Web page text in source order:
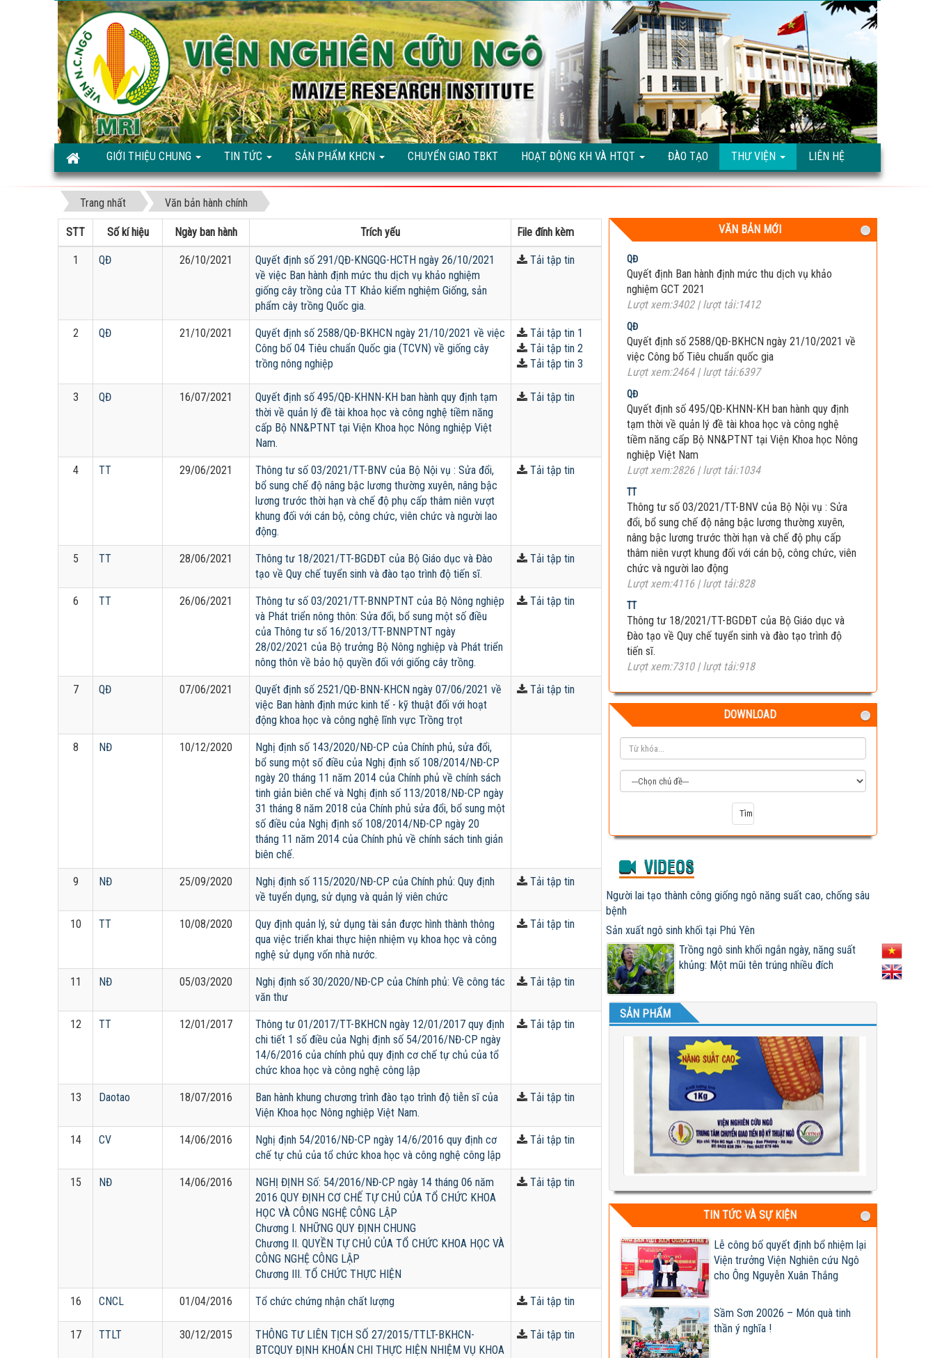
GIỚI THIỆU CHUNG TIN TỨC SẢN PHẨM KHCN CHUYỂN GIAO TBKT HOẠT ĐỘNG KH VÀ HTQT ĐÀO TẠO THƯ VIỆN LIÊN HỆ
Trang nhất Văn bản hành chính
STT Số kí hiệu Ngày ban hành Trích yếu File đính kèm
1 QĐ 26/10/2021
Quyết định số 291/QĐ-KNGQG-HCTH ngày 26/10/2021
về việc Ban hành định mức thu dịch vụ khảo nghiệm
giống cây trồng của TT Khảo kiểm nghiệm Giống, sản
phẩm cây trồng Quốc gia.
Tải tập tin
2 QĐ 21/10/2021
Quyết định số 2588/QĐ-BKHCN ngày 21/10/2021 về việc
Công bố 04 Tiêu chuẩn Quốc gia (TCVN) về giống cây
trồng nông nghiệp
Tải tập tin 1
Tải tập tin 2
Tải tập tin 3
3 QĐ 16/07/2021
Quyết định số 495/QĐ-KHNN-KH ban hành quy định tạm
thời về quản lý đề tài khoa học và công nghệ tiềm năng
cấp Bộ NN&PTNT tại Viện Khoa học Nông nghiệp Việt
Nam.
Tải tập tin
4 TT 29/06/2021
Thông tư số 03/2021/TT-BNV của Bộ Nội vụ : Sửa đổi,
bổ sung chế độ nâng bậc lương thường xuyên, nâng bậc
lương trước thời hạn và chế độ phụ cấp thâm niên vượt
khung đối với cán bộ, công chức, viên chức và người lao
động.
Tải tập tin
5 TT 28/06/2021
Thông tư 18/2021/TT-BGDĐT của Bộ Giáo dục và Đào
tạo về Quy chế tuyển sinh và đào tạo trình độ tiến sĩ.
Tải tập tin
6 TT 26/06/2021
Thông tư số 03/2021/TT-BNNPTNT của Bộ Nông nghiệp
và Phát triển nông thôn: Sửa đổi, bổ sung một số điều
của Thông tư số 16/2013/TT-BNNPTNT ngày
28/02/2021 của Bộ trưởng Bộ Nông nghiệp và Phát triển
nông thôn về bảo hộ quyền đối với giống cây trồng.
Tải tập tin
7 QĐ 07/06/2021
Quyết định số 2521/QĐ-BNN-KHCN ngày 07/06/2021 về
việc Ban hành định mức kinh tế - kỹ thuật đối với hoạt
động khoa học và công nghệ lĩnh vực Trồng trọt
Tải tập tin
8 NĐ 10/12/2020
Nghị định số 143/2020/NĐ-CP của Chính phủ, sửa đổi,
bổ sung một số điều của Nghị định số 108/2014/NĐ-CP
ngày 20 tháng 11 năm 2014 của Chính phủ về chính sách
tinh giản biên chế và Nghị định số 113/2018/NĐ-CP ngày
31 tháng 8 năm 2018 của Chính phủ sửa đổi, bổ sung một
số điều của Nghị định số 108/2014/NĐ-CP ngày 20
tháng 11 năm 2014 của Chính phủ về chính sách tinh giản
biên chế.
9 NĐ 25/09/2020
Nghị định số 115/2020/NĐ-CP của Chính phủ: Quy định
về tuyển dụng, sử dụng và quản lý viên chức
Tải tập tin
10 TT 10/08/2020
Quy định quản lý, sử dụng tài sản được hình thành thông
qua việc triển khai thực hiện nhiệm vụ khoa học và công
nghệ sử dụng vốn nhà nước.
Tải tập tin
11 NĐ 05/03/2020
Nghị định số 30/2020/NĐ-CP của Chính phủ: Về công tác
văn thư
Tải tập tin
12 TT 12/01/2017
Thông tư 01/2017/TT-BKHCN ngày 12/01/2017 quy định
chi tiết 1 số điều của Nghị định số 54/2016/NĐ-CP ngày
14/6/2016 của chính phủ quy định cơ chế tự chủ của tổ
chức khoa học và công nghệ công lập
Tải tập tin
13 Daotao 18/07/2016
Ban hành khung chương trình đào tạo trình độ tiễn sĩ của
Viện Khoa học Nông nghiệp Việt Nam.
Tải tập tin
14 CV 14/06/2016
Nghị định 54/2016/NĐ-CP ngày 14/6/2016 quy định cơ
chế tự chủ của tổ chức khoa học và công nghệ công lập
Tải tập tin
15 NĐ 14/06/2016
NGHỊ ĐỊNH Số: 54/2016/NĐ-CP ngày 14 tháng 06 năm
2016 QUY ĐỊNH CƠ CHẾ TỰ CHỦ CỦA TỔ CHỨC KHOA
HỌC VÀ CÔNG NGHỆ CÔNG LẬP
Chương I. NHỮNG QUY ĐỊNH CHUNG
Chương II. QUYỀN TỰ CHỦ CỦA TỔ CHỨC KHOA HỌC VÀ
CÔNG NGHỆ CÔNG LẬP
Chương III. TỔ CHỨC THỰC HIỆN
Tải tập tin
16 CNCL 01/04/2016 Tổ chức chứng nhận chất lượng Tải tập tin
17 TTLT 30/12/2015
THÔNG TƯ LIÊN TỊCH SỐ 27/2015/TTLT-BKHCN-
BTCQUY ĐỊNH KHOÁN CHI THỰC HIỆN NHIỆM VỤ KHOA
Tải tập tin
VĂN BẢN MỚI
QĐ
Quyết định Ban hành định mức thu dịch vụ khảo
nghiệm GCT 2021
Lượt xem:3402 | lượt tải:1412
QĐ
Quyết định số 2588/QĐ-BKHCN ngày 21/10/2021 về
việc Công bố Tiêu chuẩn quốc gia
Lượt xem:2464 | lượt tải:6397
QĐ
Quyết định số 495/QĐ-KHNN-KH ban hành quy định
tạm thời về quản lý đề tài khoa học và công nghệ
tiềm năng cấp Bộ NN&PTNT tại Viện Khoa học Nông
nghiệp Việt Nam
Lượt xem:2826 | lượt tải:1034
TT
Thông tư số 03/2021/TT-BNV của Bộ Nội vụ : Sửa
đổi, bổ sung chế độ nâng bậc lương thường xuyên,
nâng bậc lương trước thời hạn và chế độ phụ cấp
thâm niên vượt khung đối với cán bộ, công chức, viên
chức và người lao động
Lượt xem:4116 | lượt tải:828
TT
Thông tư 18/2021/TT-BGDĐT của Bộ Giáo dục và
Đào tạo về Quy chế tuyển sinh và đào tạo trình độ
tiến sĩ.
Lượt xem:7310 | lượt tải:918
DOWNLOAD
VIDEOS
Người lai tạo thành công giống ngô năng suất cao, chống sâu
bệnh
Sản xuất ngô sinh khối tại Phú Yên
Trồng ngô sinh khối ngắn ngày, năng suất
khủng: Một mũi tên trúng nhiều đích
SẢN PHẨM
TIN TỨC VÀ SỰ KIỆN
Lễ công bố quyết định bổ nhiệm lại
Viện trưởng Viện Nghiên cứu Ngô
cho Ông Nguyễn Xuân Thắng
Sầm Sơn 20026 – Món quà tinh
thần ý nghĩa !